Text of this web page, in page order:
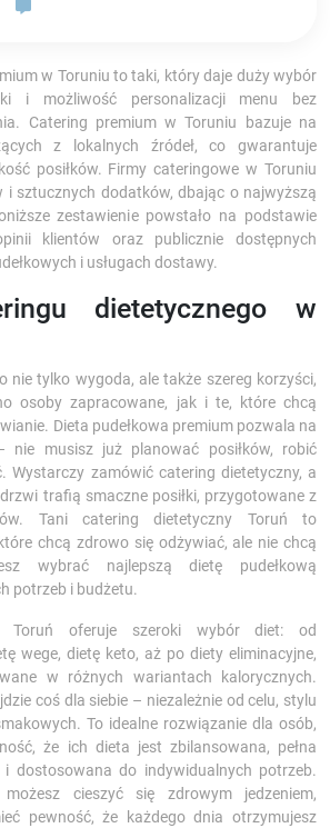
w Toruniu to taki, który daje duży wybór
i możliwość personalizacji menu bez
Catering premium w Toruniu bazuje na
z lokalnych źródeł, co gwarantuje
posiłków. Firmy cateringowe w Toruniu
i sztucznych dodatków, dbając o najwyższą
zestawienie powstało na podstawie
klientów oraz publicznie dostępnych
i usługach dostawy.
dietetycznego w
nie tylko wygoda, ale także szereg korzyści,
osoby zapracowane, jak i te, które chcą
Dieta pudełkowa premium pozwala na
nie musisz już planować posiłków, robić
Wystarczy zamówić catering dietetyczny, a
trafią smaczne posiłki, przygotowane z
Tani catering dietetyczny Toruń to
chcą zdrowo się odżywiać, ale nie chcą
wybrać najlepszą dietę pudełkową
potrzeb i budżetu.
Toruń oferuje szeroki wybór diet: od
wege, dietę keto, aż po diety eliminacyjne,
w różnych wariantach kalorycznych.
coś dla siebie – niezależnie od celu, stylu
To idealne rozwiązanie dla osób,
że ich dieta jest zbilansowana, pełna
dostosowana do indywidualnych potrzeb.
cieszyć się zdrowym jedzeniem,
pewność, że każdego dnia otrzymujesz